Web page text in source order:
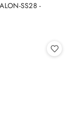
SS28 -